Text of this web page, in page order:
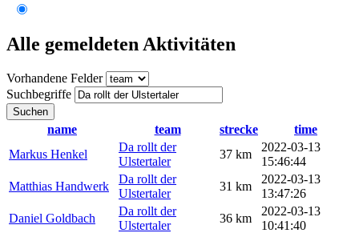
Alle gemeldeten Aktivitäten
Vorhandene Felder
Suchbegriffe
Suchen
name team strecke
time
Markus Henkel
Da rollt der
Ulstertaler
37 km
2022-03-13
15:46:44
Matthias Handwerk
Da rollt der
Ulstertaler
31 km
2022-03-13
13:47:26
Daniel Goldbach
Da rollt der
Ulstertaler
36 km
2022-03-13
10:41:40